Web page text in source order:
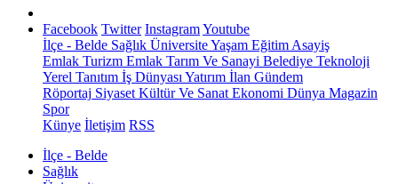
Facebook Twitter InstagramYoutube
İlçe - Belde Sağlık ÜniversiteYaşam Eğitim Asayiş
Emlak Turizm Emlak Tarım Ve Sanayi Belediye Teknoloji
Yerel Tanıtım İş Dünyası Yatırım İlan Gündem
Röportaj Siyaset Kültür Ve Sanat Ekonomi Dünya Magazin
Spor
Künye İletişim RSS
İlçe - Belde
Sağlık